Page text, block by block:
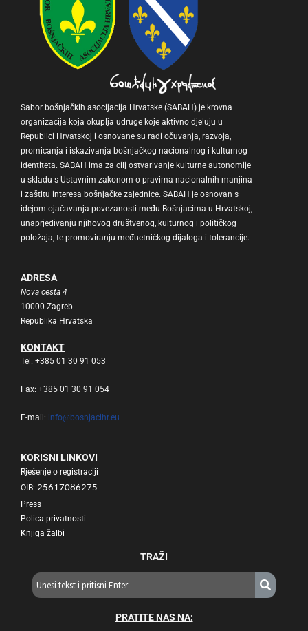
Sabor bošnjačkih asocijacija Hrvatske (SABAH) je krovna
organizacija koja okuplja udruge koje aktivno djeluju u
Republici Hrvatskoj i osnovane su radi očuvanja, razvoja,
promicanja i iskazivanja bošnjačkog nacionalnog i kulturnog
identiteta. SABAH ima za cilj ostvarivanje kulturne autonomije
u skladu s Ustavnim zakonom o pravima nacionalnih manjina
i zaštitu interesa bošnjačke zajednice. SABAH je osnovan s
idejom ojačavanja povezanosti među Bošnjacima u Hrvatskoj,
unaprjeđivanju njihovog društvenog, kulturnog i političkog
položaja, te promoviranju međuetničkog dijaloga i tolerancije.
ADRESA
Nova cesta 4
10000 Zagreb
Republika Hrvatska
KONTAKT
Tel. +385 01 30 91 053
Fax: +385 01 30 91 054
E-mail: info@bosnjacihr.eu
KORISNI LINKOVI
Rješenje o registraciji
OIB: 25617086275
Press
Polica privatnosti
Knjiga žalbi
TRAŽI
PRATITE NAS NA: